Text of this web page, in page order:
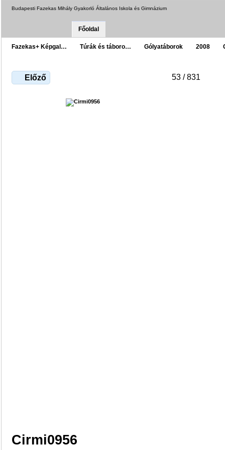
Budapesti Fazekas Mihály Gyakorló Általános Iskola és Gimnázium
Főoldal
Fazekas+ Képgal… Túrák és táboro… Gólyatáborok 2008
Előző 53 / 831
Cirmi0956